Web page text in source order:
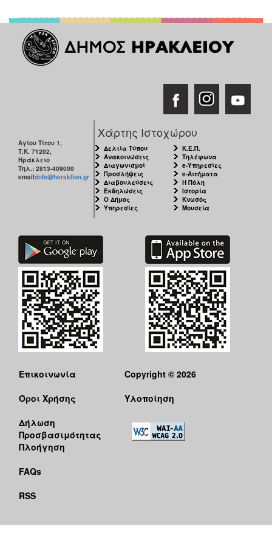
Αγίου Τίτου 1,
Τ.Κ. 71202,
Ηράκλειο
Τηλ.: 2813-409000
email:info@heraklion.gr
Χάρτης Ιστοχώρου
Δελτία Τύπου
Ανακοινώσεις
Διαγωνισμοί
Προσλήψεις
Διαβουλεύσεις
Εκδηλώσεις
Ο Δήμος
Υπηρεσίες
Κ.Ε.Π.
Τηλέφωνα
e-Υπηρεσίες
e-Αιτήματα
Η Πόλη
Ιστορία
Κνωσός
Μουσεία
Επικοινωνία
Όροι Χρήσης
Δήλωση
Προσβασιμότητας
Πλοήγηση
FAQs
RSS
Copyright © 2026
Υλοποίηση